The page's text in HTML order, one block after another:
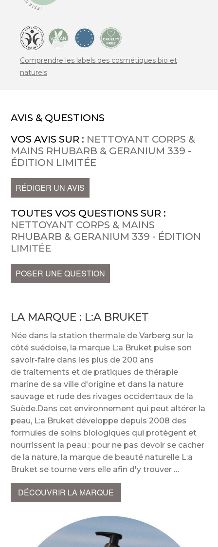
Comprendre les labels des cosmétiques bio et
naturels
AVIS & QUESTIONS
VOS AVIS SUR : NETTOYANT CORPS &
MAINS RHUBARB & GERANIUM 339 -
ÉDITION LIMITÉE
RÉDIGER UN AVIS
TOUTES VOS QUESTIONS SUR :
NETTOYANT CORPS & MAINS
RHUBARB & GERANIUM 339 - ÉDITION
LIMITÉE
POSER UNE QUESTION
LA MARQUE : L:A BRUKET
Née dans la station thermale de Varberg sur la
côté suédoise, la marque L:a Bruket puise son
savoir-faire dans les plus de 200 ans
de traitements et de pratiques de thérapie
marine de sa ville d'origine et dans la nature
sauvage et rude des rivages occidentaux de la
Suède.Dans cet environnement qui peut altérer la
peau, L:a Bruket développe depuis 2008 des
formules de soins biologiques qui protègent et
nourrissent la peau : pour ne pas devoir se cacher
de la nature, la marque de beauté naturelle L:a
Bruket se tourne vers elle afin d'y trouver
DÉCOUVRIR LA MARQUE